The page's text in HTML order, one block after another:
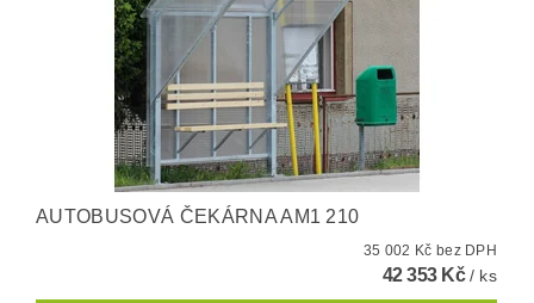
AUTOBUSOVÁ ČEKÁRNA AM1 210
35 002 Kč bez DPH
42 353 Kč/ ks